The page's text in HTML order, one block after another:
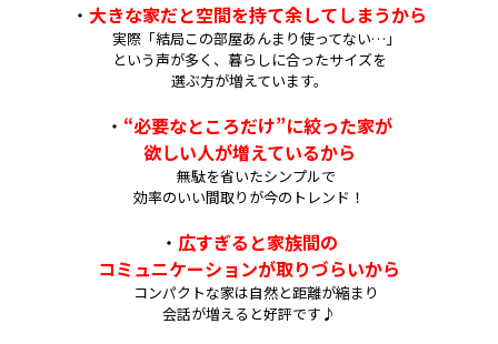
・ 大きな家だと空間を持て余してしまうから
実際「結局この部屋あんまり使ってない…」
という声が多く、暮らしに合ったサイズを
選ぶ方が増えています。
・ “必要なところだけ”に絞った家が
欲しい人が増えているから
無駄を省いたシンプルで
効率のいい間取りが今のトレンド！
・ 広すぎると家族間の
コミュニケーションが取りづらいから
コンパクトな家は自然と距離が縮まり
会話が増えると好評です♪